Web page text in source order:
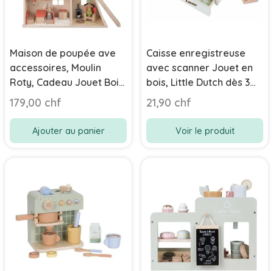
Maison de poupée ave
accessoires, Moulin
Roty, Cadeau Jouet Bois
3 ans et plus
179,00 chf
Ajouter au panier
Caisse enregistreuse
avec scanner Jouet en
bois, Little Dutch dès 3
ans
21,90 chf
Voir le produit